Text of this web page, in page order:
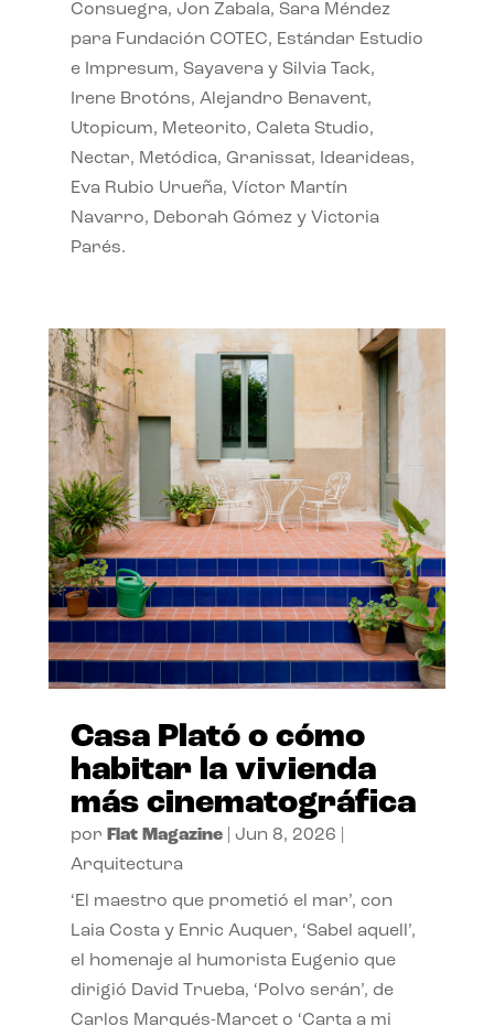
Consuegra, Jon Zabala, Sara Méndez
para Fundación COTEC, Estándar Estudio
e Impresum, Sayavera y Silvia Tack,
Irene Brotóns, Alejandro Benavent,
Utopicum, Meteorito, Caleta Studio,
Nectar, Metódica, Granissat, Idearideas,
Eva Rubio Urueña, Víctor Martín
Navarro, Deborah Gómez y Victoria
Parés.
Casa Plató o cómo
habitar la vivienda
más cinematográfica
por Flat Magazine| Jun 8, 2026
Arquitectura
‘El maestro que prometió el mar’, con
Laia Costa y Enric Auquer, ‘Sabel aquell’,
el homenaje al humorista Eugenio que
dirigió David Trueba, ‘Polvo serán’, de
Carlos Marqués-Marcet o ‘Carta a mi